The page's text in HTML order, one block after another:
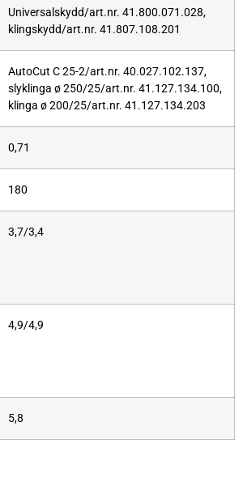
Universalskydd/art.nr. 41.800.071.028,
klingskydd/art.nr. 41.807.108.201
AutoCut C 25-2/art.nr. 40.027.102.137,
slyklinga ø 250/25/art.nr. 41.127.134.100,
klinga ø 200/25/art.nr. 41.127.134.203
0,71
180
3,7/3,4
4,9/4,9
5,8